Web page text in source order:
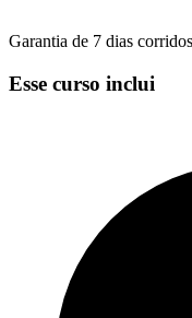
Garantia de 7 dias
Esse curso inclui